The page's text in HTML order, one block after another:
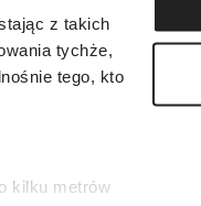
z takich
tychże,
tego, kto
kilku metrów